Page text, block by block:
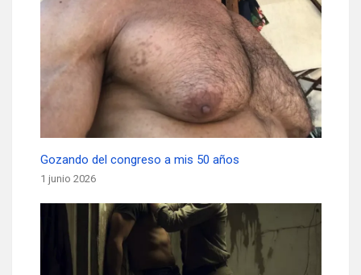
Gozando del congreso a mis 50 años
1 junio 2026